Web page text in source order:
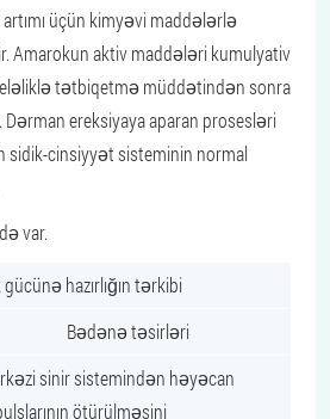
üçün kimyəvi maddələrlə
Amarokun aktiv maddələri kumulyativ
tətbiqetmə müddətindən sonra
Dərman ereksiyaya aparan prosesləri
sidik-cinsiyyət sisteminin normal
var.
hazırlığın tərkibi
Bədənə təsirləri
sinir sistemindən həyəcan
ötürülməsini